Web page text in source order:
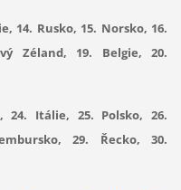
14. Rusko, 15. Norsko, 16.
Zéland, 19. Belgie, 20.
24. Itálie, 25. Polsko, 26.
29. Řecko, 30.